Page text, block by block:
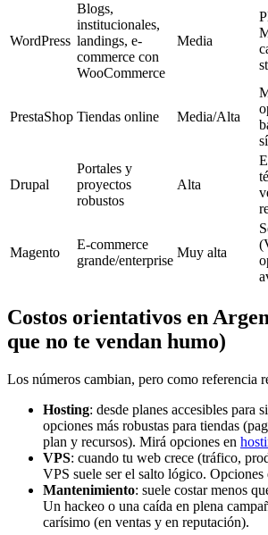
WordPress
Blogs,
institucionales,
landings, e-
commerce con
WooCommerce
Media
PrestaShop Tiendas online Media/Alta
Drupal
Portales y
proyectos
robustos
Alta
Magento
E-commerce
grande/enterprise
Muy alta
Costos orientativos en
que no te vendan humo)
Los números cambian, pero como referencia
Hosting: desde planes accesibles para
opciones más robustas para tiendas
plan y recursos). Mirá opciones en
VPS: cuando tu web crece (tráfico,
VPS suele ser el salto lógico. Opciones
Mantenimiento: suele costar menos
Un hackeo o una caída en plena
carísimo (en ventas y en reputación).